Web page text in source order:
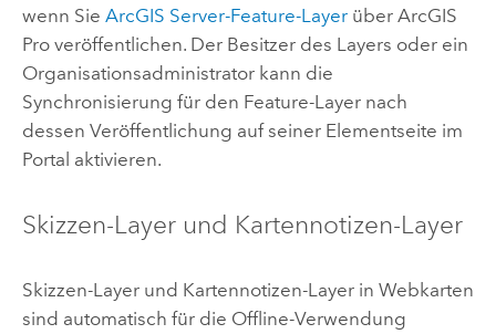
wenn Sie ArcGIS Server-Feature-Layerüber ArcGIS
Proveröffentlichen. Der Besitzer des Layers oder ein
Organisationsadministrator kann die
Synchronisierung für den Feature-Layer nach
dessen Veröffentlichung auf seiner Elementseite im
Portal aktivieren.
Skizzen-Layer und Kartennotizen-Layer
Skizzen-Layer und Kartennotizen-Layer in Webkarten
sind automatisch für die Offline-Verwendung